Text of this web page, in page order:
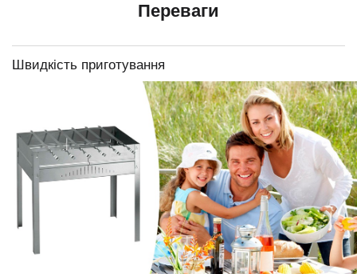
Переваги
Швидкість приготування